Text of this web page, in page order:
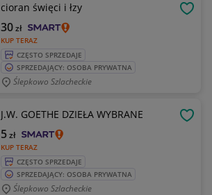
cioran święci i łzy
KUP TERAZ
30zł
CZĘSTO SPRZEDAJE
SPRZEDAJĄCY: OSOBA PRYWATNA
Ślepkowo Szlacheckie
J.W. GOETHE DZIEŁA WYBRANE
KUP TERAZ
5zł
CZĘSTO SPRZEDAJE
SPRZEDAJĄCY: OSOBA PRYWATNA
Ślepkowo Szlacheckie